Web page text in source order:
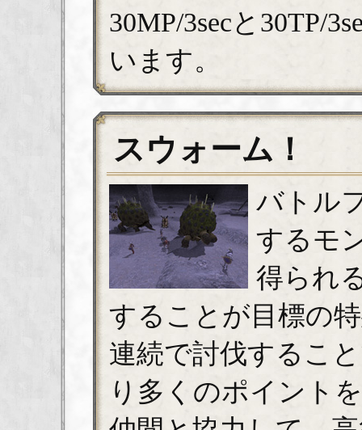
30MP/3secと30TP/
います。
スウォーム！
バトル
するモ
得られ
することが目標の
連続で討伐するこ
り多くのポイント